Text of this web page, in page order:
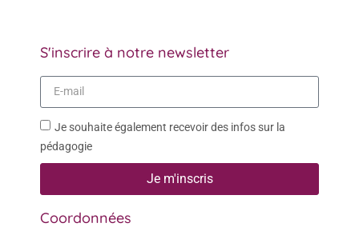
S'inscrire à notre newsletter
Je souhaite également recevoir des infos sur la
pédagogie
Je m'inscris
Coordonnées